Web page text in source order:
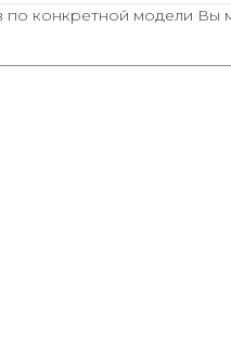
по конкретной модели Вы